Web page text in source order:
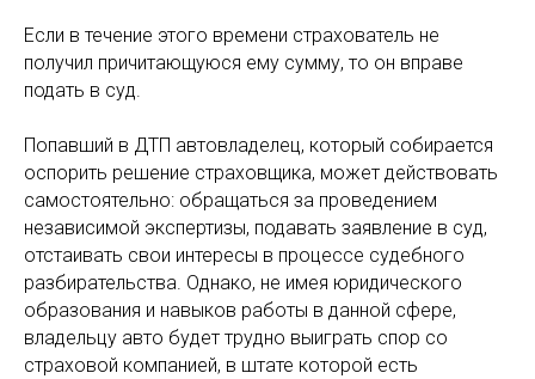
Если в течение этого времени страхователь не
получил причитающуюся ему сумму, то он вправе
подать в суд.
Попавший в ДТП автовладелец, который собирается
оспорить решение страховщика, может действовать
самостоятельно: обращаться за проведением
независимой экспертизы, подавать заявление в суд,
отстаивать свои интересы в процессе судебного
разбирательства. Однако, не имея юридического
образования и навыков работы в данной сфере,
владельцу авто будет трудно выиграть спор со
страховой компанией, в штате которой есть